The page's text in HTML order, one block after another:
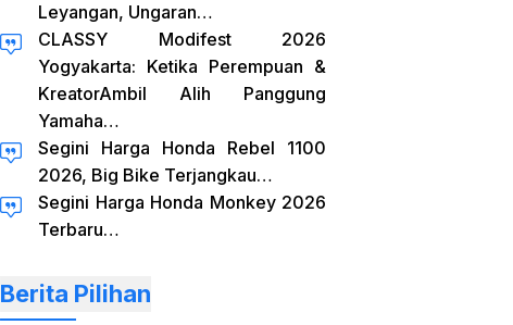
Leyangan, Ungaran…
CLASSY Modifest 2026
Yogyakarta: Ketika Perempuan &
KreatorAmbil Alih Panggung
Yamaha…
Segini Harga Honda Rebel 1100
2026, Big Bike Terjangkau…
Segini Harga Honda Monkey 2026
Terbaru…
Berita Pilihan